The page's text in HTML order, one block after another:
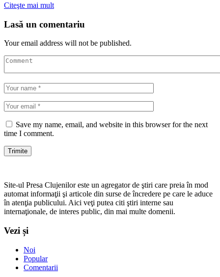
Citeşte mai mult
Lasă un comentariu
Your email address will not be published.
Save my name, email, and website in this browser for the next
time I comment.
Site-ul Presa Clujenilor este un agregator de ştiri care preia în mod
automat informaţii şi articole din surse de încredere pe care le aduce
în atenţia publicului. Aici veţi putea citi ştiri interne sau
internaţionale, de interes public, din mai multe domenii.
Vezi și
Noi
Popular
Comentarii